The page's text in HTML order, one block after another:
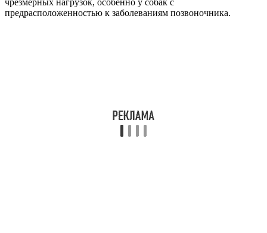
чрезмерных нагрузок, особенно у собак с
предрасположенностью к заболеваниям позвоночника.